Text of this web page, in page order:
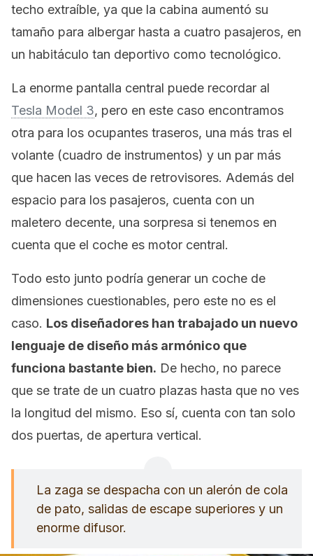
techo extraíble, ya que la cabina aumentó su
tamaño para albergar hasta a cuatro pasajeros, en
un habitáculo tan deportivo como tecnológico.
La enorme pantalla central puede recordar al
Tesla Model 3, pero en este caso encontramos
otra para los ocupantes traseros, una más tras el
volante (cuadro de instrumentos) y un par más
que hacen las veces de retrovisores. Además del
espacio para los pasajeros, cuenta con un
maletero decente, una sorpresa si tenemos en
cuenta que el coche es motor central.
Todo esto junto podría generar un coche de
dimensiones cuestionables, pero este no es el
caso. Los diseñadores han trabajado un nuevo
lenguaje de diseño más armónico que
funciona bastante bien. De hecho, no parece
que se trate de un cuatro plazas hasta que no ves
la longitud del mismo. Eso sí, cuenta con tan solo
dos puertas, de apertura vertical.
La zaga se despacha con un alerón de cola
de pato, salidas de escape superiores y un
enorme difusor.